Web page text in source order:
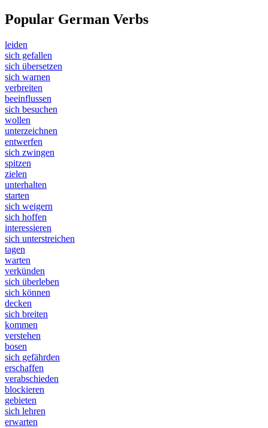
Popular German Verbs
leiden
sich gefallen
sich übersetzen
sich warnen
verbreiten
beeinflussen
sich besuchen
wollen
unterzeichnen
entwerfen
sich zwingen
spitzen
zielen
unterhalten
starten
sich weigern
sich hoffen
interessieren
sich unterstreichen
tagen
warten
verkünden
sich überleben
sich können
decken
sich breiten
kommen
verstehen
bosen
sich gefährden
erschaffen
verabschieden
blockieren
gebieten
sich lehren
erwarten